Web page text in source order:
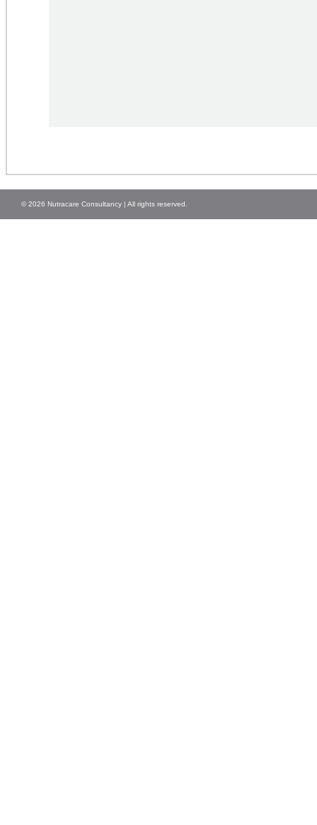
© 2026 Nutracare Consultancy | All rights reserved.